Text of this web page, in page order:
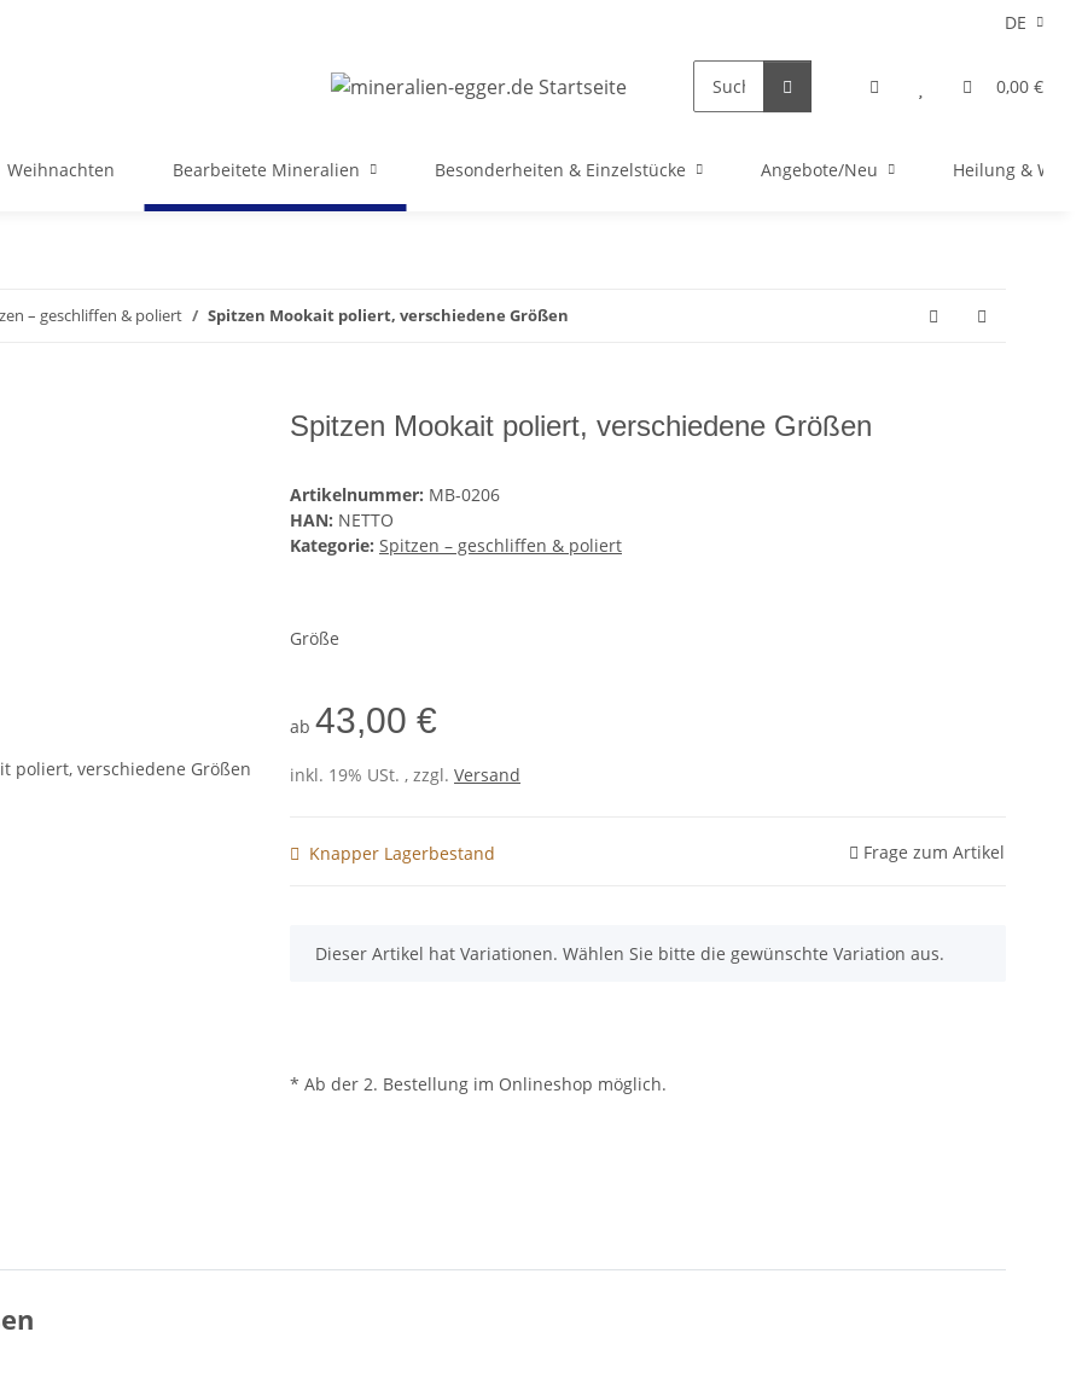
DE
0,00 €
Weihnachten Bearbeitete Mineralien Besonderheiten & Einzelstücke Angebote/Neu Heilung &
– geschliffen & poliert Spitzen Mookait poliert, verschiedene Größen
Spitzen Mookait poliert, verschiedene Größen
Artikelnummer: MB-0206
HAN: NETTO
Kategorie: Spitzen – geschliffen & poliert
Größe
ab 43,00 €
inkl. 19% USt. , zzgl. Versand
Knapper Lagerbestand Frage zum Artikel
x
Dieser Artikel hat Variationen. Wählen Sie bitte die gewünschte Variation aus.
* Ab der 2. Bestellung im Onlineshop möglich.